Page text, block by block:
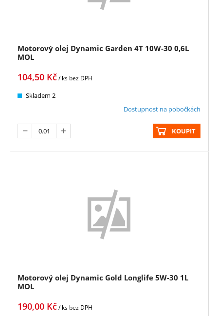
Motorový olej Dynamic Garden 4T 10W-30 0,6L
MOL
104,50 Kč/ ks bez DPH
Skladem 2
Dostupnost na pobočkách
KOUPIT
Motorový olej Dynamic Gold Longlife 5W-30 1L
MOL
190,00 Kč/ ks bez DPH